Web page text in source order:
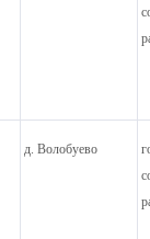
д. Волобуево